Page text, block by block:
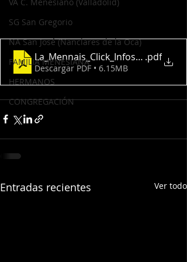
SG San Gregorio
NA San José (Nanclares de la Oca)
FAMILIA MENESIANA
HERMANOS
CONGREGACIÓN
La_Mennais_Click_Infos_N_7.pdf
Descargar PDF • 6.15MB
Entradas recientes Ver todo